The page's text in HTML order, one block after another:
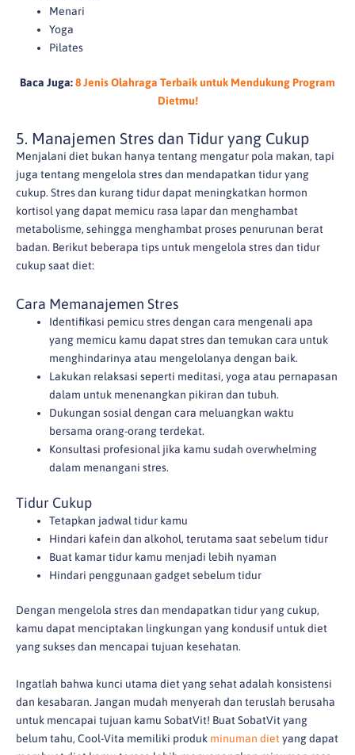
Menari
Yoga
Pilates
Baca Juga:8 Jenis Olahraga Terbaik untuk Mendukung Program
Dietmu!
5. Manajemen Stres dan Tidur yang Cukup
Menjalani diet bukan hanya tentang mengatur pola makan, tapi
juga tentang mengelola stres dan mendapatkan tidur yang
cukup. Stres dan kurang tidur dapat meningkatkan hormon
kortisol yang dapat memicu rasa lapar dan menghambat
metabolisme, sehingga menghambat proses penurunan berat
badan. Berikut beberapa tips untuk mengelola stres dan tidur
cukup saat diet:
Cara Memanajemen Stres
Identifikasi pemicu stres dengan cara mengenali apa
yang memicu kamu dapat stres dan temukan cara untuk
menghindarinya atau mengelolanya dengan baik.
Lakukan relaksasi seperti meditasi, yoga atau pernapasan
dalam untuk menenangkan pikiran dan tubuh.
Dukungan sosial dengan cara meluangkan waktu
bersama orang-orang terdekat.
Konsultasi profesional jika kamu sudah overwhelming
dalam menangani stres.
Tidur Cukup
Tetapkan jadwal tidur kamu
Hindari kafein dan alkohol, terutama saat sebelum tidur
Buat kamar tidur kamu menjadi lebih nyaman
Hindari penggunaan gadget sebelum tidur
Dengan mengelola stres dan mendapatkan tidur yang cukup,
kamu dapat menciptakan lingkungan yang kondusif untuk diet
yang sukses dan mencapai tujuan kesehatan.
Ingatlah bahwa kunci utama diet yang sehat adalah konsistensi
dan kesabaran. Jangan mudah menyerah dan teruslah berusaha
untuk mencapai tujuan kamu SobatVit! Buat SobatVit yang
belum tahu, Cool-Vita memiliki produk minuman dietyang dapat